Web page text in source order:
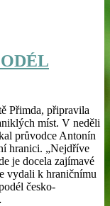
Přimda, připravila
míst. V neděli
průvodce Antonín
hranici. „Nejdříve
je docela zajímavé
vydali k hraničnímu
česko-